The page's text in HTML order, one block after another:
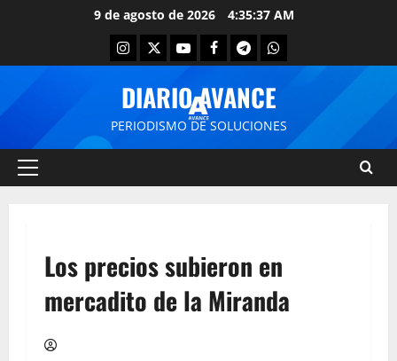
9 de agosto de 2026 4:35:37 AM
DIARIO AVANCE
PERIODISMO DE SOLUCIONES
Los precios subieron en
mercadito de la Miranda